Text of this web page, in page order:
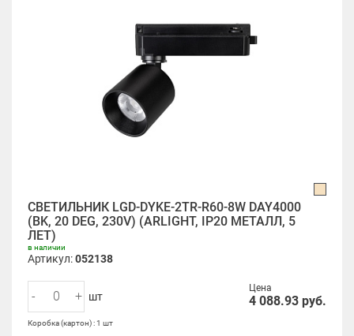
СВЕТИЛЬНИК LGD-DYKE-2TR-R60-8W DAY4000
(BK, 20 DEG, 230V) (ARLIGHT, IP20 МЕТАЛЛ, 5
ЛЕТ)
в наличии
Артикул:052138
Цена
4 088.93 руб.
- + шт
Коробка (картон) : 1 шт